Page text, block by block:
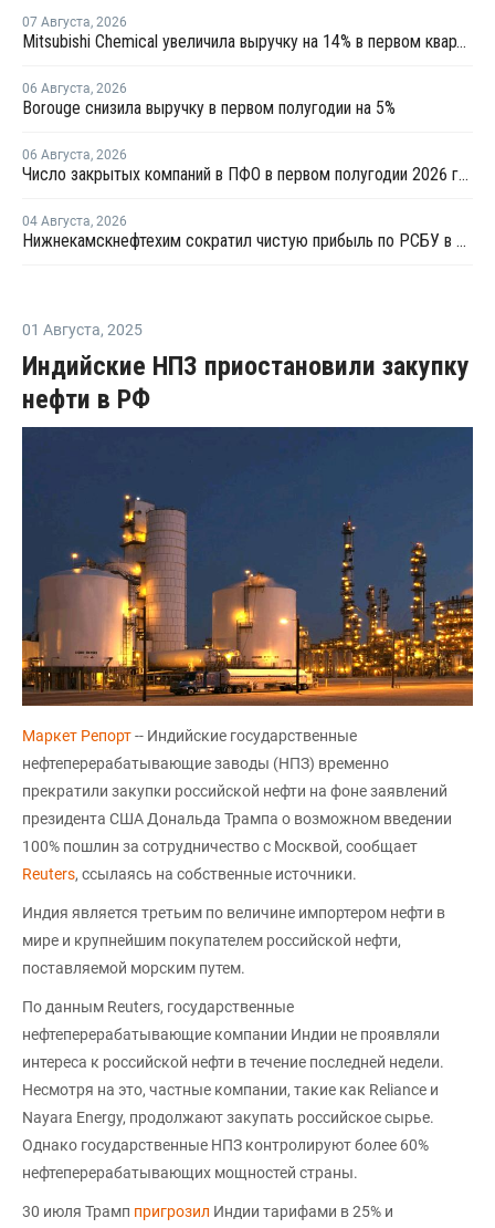
07 Августа, 2026
Mitsubishi Chemical увеличила выручку на 14% в первом квартале японского финансового года
06 Августа, 2026
Borouge снизила выручку в первом полугодии на 5%
06 Августа, 2026
Число закрытых компаний в ПФО в первом полугодии 2026 года вдвое превысило число новых
04 Августа, 2026
Нижнекамскнефтехим сократил чистую прибыль по РСБУ в 15 раз в первом полугодии
01 Августа, 2025
Индийские НПЗ приостановили закупку
нефти в РФ
Маркет Репорт-- Индийские государственные
нефтеперерабатывающие заводы (НПЗ) временно
прекратили закупки российской нефти на фоне заявлений
президента США Дональда Трампа о возможном введении
100% пошлин за сотрудничество с Москвой, сообщает
Reuters, ссылаясь на собственные источники.
Индия является третьим по величине импортером нефти в
мире и крупнейшим покупателем российской нефти,
поставляемой морским путем.
По данным Reuters, государственные
нефтеперерабатывающие компании Индии не проявляли
интереса к российской нефти в течение последней недели.
Несмотря на это, частные компании, такие как Reliance и
Nayara Energy, продолжают закупать российское сырье.
Однако государственные НПЗ контролируют более 60%
нефтеперерабатывающих мощностей страны.
30 июля Трамп пригрозил Индии тарифами в 25% и